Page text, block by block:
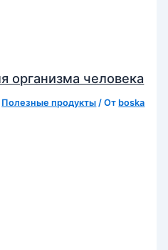
организма человека
Полезные продукты / От boska